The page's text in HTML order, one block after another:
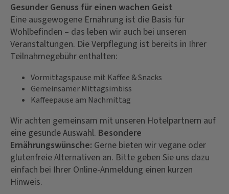
Gesunder Genuss für einen wachen Geist
Eine ausgewogene Ernährung ist die Basis für
Wohlbefinden – das leben wir auch bei unseren
Veranstaltungen. Die Verpflegung ist bereits in Ihrer
Teilnahmegebühr enthalten:
Vormittagspause mit Kaffee & Snacks
Gemeinsamer Mittagsimbiss
Kaffeepause am Nachmittag
Wir achten gemeinsam mit unseren Hotelpartnern auf
eine gesunde Auswahl. Besondere
Ernährungswünsche: Gerne bieten wir vegane oder
glutenfreie Alternativen an. Bitte geben Sie uns dazu
einfach bei Ihrer Online-Anmeldung einen kurzen
Hinweis.